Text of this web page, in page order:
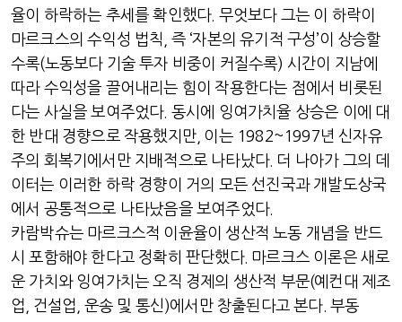
율이 하락하는 추세를 확인했다. 무엇보다 그는 이 하락이
마르크스의 수익성 법칙
즉 ‘자본의 유기적 구성’이 상승할
수록(노동보다 기술 투자 비중이 커질수록) 시간이 지남에
따라 수익성을 끌어내리는 힘이 작용한다는 점에서 비롯된
다는 사실을 보여주었다. 동시에 잉여가치율 상승은 이에 대
한 반대 경향으로 작용했지만 이는 1982~1997년 신자유
주의 회복기에서만 지배적으로 나타났다. 더 나아가 그의 데
이터는 이러한 하락 경향이 거의 모든 선진국과 개발도상국
에서 공통적으로 나타났음을 보여주었다.
카람박슈는 마르크스적 이윤율이 생산적 노동 개념을 반드
시 포함해야 한다고 정확히 판단했다. 마르크스 이론은 새로
운 가치와 잉여가치는 오직 경제의 생산적 부문(예컨대 제조
업
건설업 운송 및 통신 )에서만 창출된다고 본다.부동